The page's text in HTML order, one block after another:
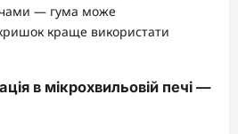
— гума може
краще використати
в мікрохвильовій печі —